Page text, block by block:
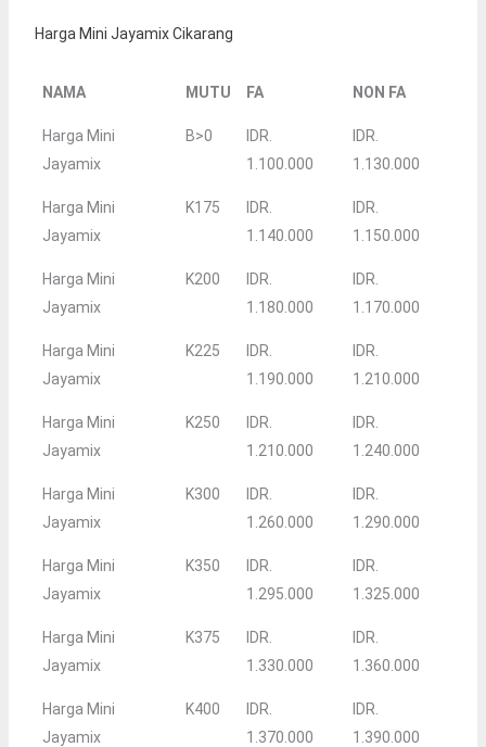
Harga Mini Jayamix Cikarang
NAMA MUTU FA NON FA
Harga Mini
Jayamix
B>0
IDR.
1.100.000
IDR.
1.130.000
Harga Mini
Jayamix
K175
IDR.
1.140.000
IDR.
1.150.000
Harga Mini
Jayamix
K200
IDR.
1.180.000
IDR.
1.170.000
Harga Mini
Jayamix
K225
IDR.
1.190.000
IDR.
1.210.000
Harga Mini
Jayamix
K250
IDR.
1.210.000
IDR.
1.240.000
Harga Mini
Jayamix
K300
IDR.
1.260.000
IDR.
1.290.000
Harga Mini
Jayamix
K350
IDR.
1.295.000
IDR.
1.325.000
Harga Mini
Jayamix
K375
IDR.
1.330.000
IDR.
1.360.000
Harga Mini
Jayamix
K400
IDR.
1.370.000
IDR.
1.390.000